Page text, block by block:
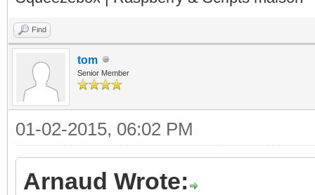
Find
tom
Senior Member
01-02-2015, 06:02 PM
Arnaud Wrote: